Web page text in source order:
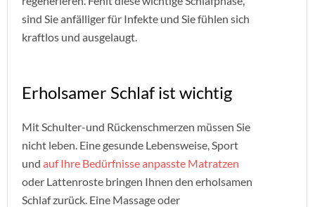
sind Sie anfälliger für Infekte und Sie fühlen sich
kraftlos und ausgelaugt.
Erholsamer Schlaf ist wichtig
Mit Schulter-und Rückenschmerzen müssen Sie
nicht leben. Eine gesunde Lebensweise, Sport
und auf Ihre Bedürfnisse anpasste Matratzen
oder Lattenroste bringen Ihnen den erholsamen
Schlaf zurück. Eine Massage oder